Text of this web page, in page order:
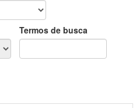
Termos de busca